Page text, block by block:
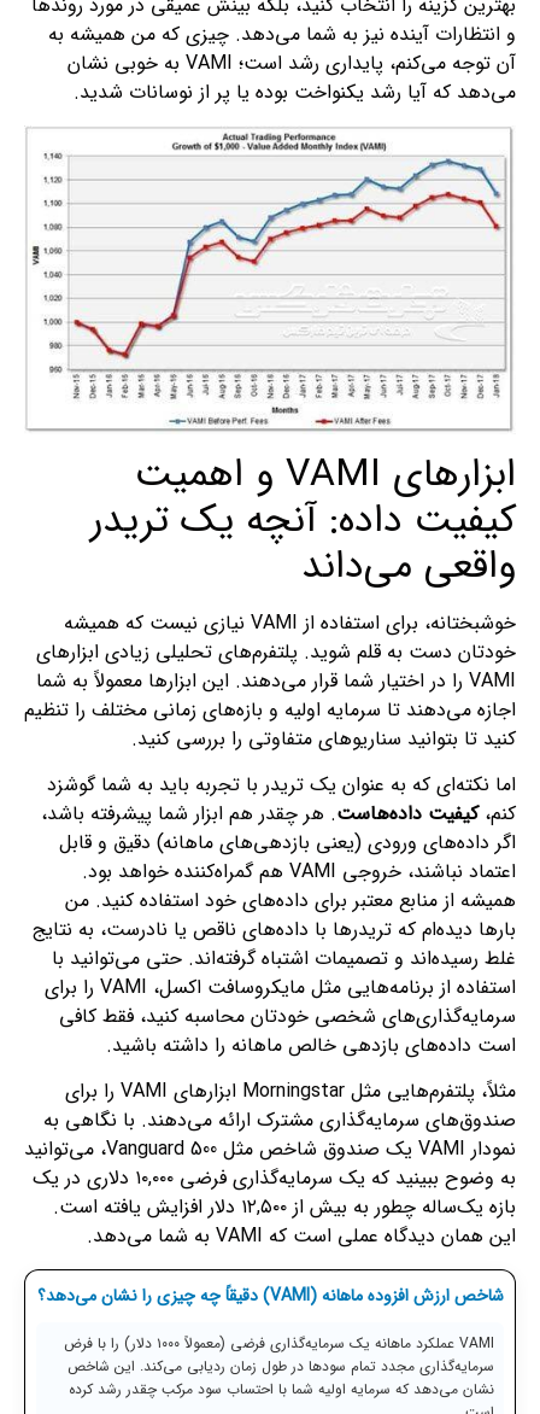
و انتظارات آینده نیز به شما می‌دهد. چیزی که من همیشه به
آن توجه می‌کنم، پایداری رشد است؛ VAMI به خوبی نشان
می‌دهد که آیا رشد یکنواخت بوده یا پر از نوسانات شدید.
ابزارهای VAMI و اهمیت
کیفیت داده: آنچه یک تریدر
واقعی می‌داند
خوشبختانه، برای استفاده از VAMI نیازی نیست که همیشه
خودتان دست به قلم شوید. پلتفرم‌های تحلیلی زیادی ابزارهای
VAMI را در اختیار شما قرار می‌دهند. این ابزارها معمولاً به شما
اجازه می‌دهند تا سرمایه اولیه و بازه‌های زمانی مختلف را تنظیم
کنید تا بتوانید سناریوهای متفاوتی را بررسی کنید.
اما نکته‌ای که به عنوان یک تریدر با تجربه باید به شما گوشزد
کنم،کیفیت داده‌هاست. هر چقدر هم ابزار شما پیشرفته باشد،
اگر داده‌های ورودی (یعنی بازدهی‌های ماهانه) دقیق و قابل
اعتماد نباشند، خروجی VAMI هم گمراه‌کننده خواهد بود.
همیشه از منابع معتبر برای داده‌های خود استفاده کنید. من
بارها دیده‌ام که تریدرها با داده‌های ناقص یا نادرست، به نتایج
غلط رسیده‌اند و تصمیمات اشتباه گرفته‌اند. حتی می‌توانید با
استفاده از برنامه‌هایی مثل مایکروسافت اکسل، VAMI را برای
سرمایه‌گذاری‌های شخصی خودتان محاسبه کنید، فقط کافی
است داده‌های بازدهی خالص ماهانه را داشته باشید.
مثلاً، پلتفرم‌هایی مثل Morningstar ابزارهای VAMI را برای
صندوق‌های سرمایه‌گذاری مشترک ارائه می‌دهند. با نگاهی به
نمودار VAMI یک صندوق شاخص مثل Vanguard 500، می‌توانید
به وضوح ببینید که یک سرمایه‌گذاری فرضی ۱۰,۰۰۰ دلاری در یک
بازه یک‌ساله چطور به بیش از ۱۲,۵۰۰ دلار افزایش یافته است.
این همان دیدگاه عملی است که VAMI به شما می‌دهد.
شاخص ارزش افزوده ماهانه (VAMI) دقیقاً چه چیزی را نشان می‌دهد؟
VAMI عملکرد ماهانه یک سرمایه‌گذاری فرضی (معمولاً ۱۰۰۰ دلار) را با فرض
سرمایه‌گذاری مجدد تمام سودها در طول زمان ردیابی می‌کند. این شاخص
نشان می‌دهد که سرمایه اولیه شما با احتساب سود مرکب چقدر رشد کرده